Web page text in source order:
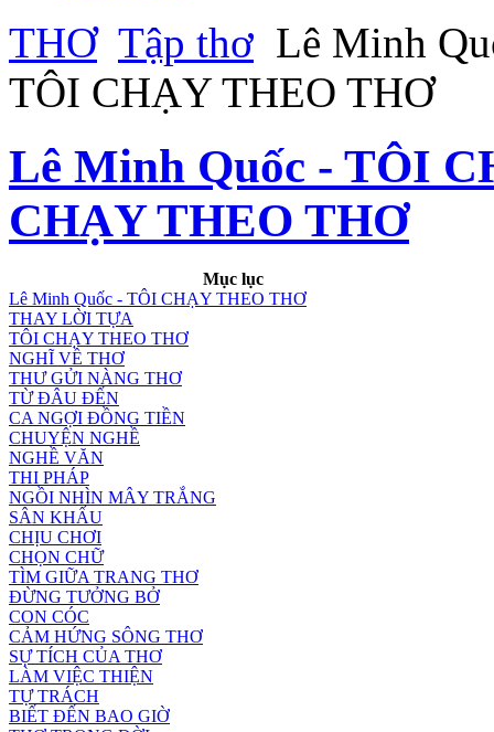
THƠ Tập thơ Lê Minh
TÔI CHẠY THEO THƠ
Lê Minh Quốc - TÔI
CHẠY THEO THƠ
Mục lục
Lê Minh Quốc - TÔI CHẠY THEO THƠ
THAY LỜI TỰA
TÔI CHẠY THEO THƠ
NGHĨ VỀ THƠ
THƯ GỬI NÀNG THƠ
TỪ ĐÂU ĐẾN
CA NGỢI ĐỒNG TIỀN
CHUYỆN NGHỀ
NGHỀ VĂN
THI PHÁP
NGỒI NHÌN MÂY TRẮNG
SÂN KHẤU
CHỊU CHƠI
CHỌN CHỮ
TÌM GIỮA TRANG THƠ
ĐỪNG TƯỞNG BỞ
CON CÓC
CẢM HỨNG SÔNG THƠ
SỰ TÍCH CỦA THƠ
LÀM VIỆC THIỆN
TỰ TRÁCH
BIẾT ĐẾN BAO GIỜ